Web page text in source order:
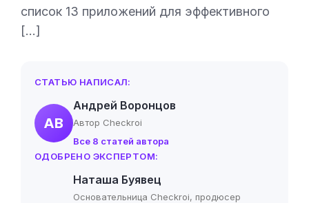
список 13 приложений для эффективного
[…]
СТАТЬЮ НАПИСАЛ:
АВ
Андрей Воронцов
Автор Checkroi
Все 8 статей автора
ОДОБРЕНО ЭКСПЕРТОМ:
Наташа Буявец
Основательница Checkroi, продюсер